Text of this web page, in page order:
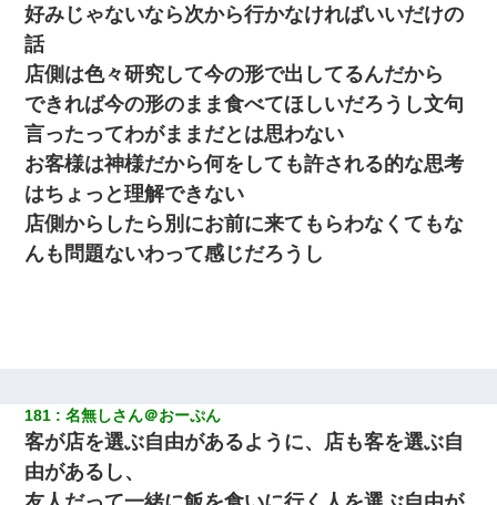
好みじゃないなら次から行かなければいいだけの
話
店側は色々研究して今の形で出してるんだから
できれば今の形のまま食べてほしいだろうし文句
言ったってわがままだとは思わない
お客様は神様だから何をしても許される的な思考
はちょっと理解できない
店側からしたら別にお前に来てもらわなくてもな
んも問題ないわって感じだろうし
181 名無しさん＠おーぷん
客が店を選ぶ自由があるように、店も客を選ぶ自
由があるし、